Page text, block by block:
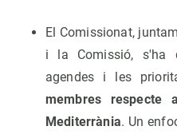
El Comissionat,
i la Comissió, s'ha
agendes i les
membres
Mediterrània. Un